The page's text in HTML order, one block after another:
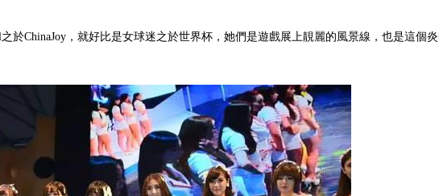
ChinaJoy，就好比是女球迷之於世界杯，她們是遊戲展上靚麗的風景線，也是這個炎